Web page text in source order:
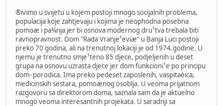
®ivimo u svijetu u kojem postoji mnogo socijalnih problema,
populacija koje zahtjevaju i kojima je neophodna posebna
pomoæ i pa¾nja jer bi osnova modernog dru¹tva trebala biti
ravnopravnost. Dom "Rada Vranje¹eviæ" u Banja Luci postoji
preko 70 godina, ali na trenutnoj lokaciji je od 1974.godine. U
njemu je trenutno smje¹teno 85 djece, podjeljenih u deset
grupa na osnovu uzrasta djece jer dom funkcioni¹e po principu
dom- porodica. Ima preko pedeset zaposlenih, vaspitaèica,
medicinskih sestara, pomoænog osoblja. U veoma prijatnom
razgovoru sa direktorom doma, saznala sam da je aktuelno
mnogo veoma interesantnih projekata. U saradnji sa